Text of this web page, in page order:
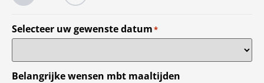
Selecteer uw gewenste datum*
Belangrijke wensen mbt maaltijden